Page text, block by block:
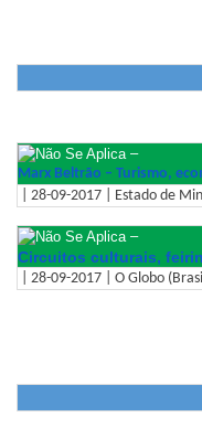
–
Marx Beltrão – Turismo,
| 28-09-2017 | Estado de
–
Circuitos culturais,
| 28-09-2017 | O Globo